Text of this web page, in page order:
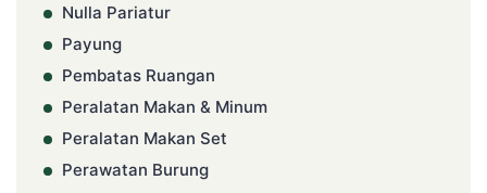
Nulla Pariatur
Payung
Pembatas Ruangan
Peralatan Makan & Minum
Peralatan Makan Set
Perawatan Burung